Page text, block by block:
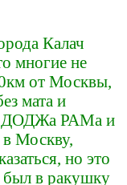
Калач
многие не
от Москвы,
мата и
ДОДЖа РАМа и
Москву,
но это
был в ракушку